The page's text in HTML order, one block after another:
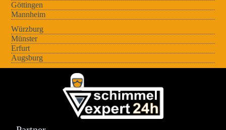
Göttingen
Mannheim
Würzburg
Münster
Erfurt
Augsburg